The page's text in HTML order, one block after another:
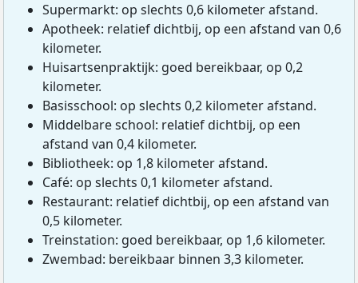
Supermarkt: op slechts 0,6 kilometer afstand.
Apotheek: relatief dichtbij, op een afstand van 0,6
kilometer.
Huisartsenpraktijk: goed bereikbaar, op 0,2
kilometer.
Basisschool: op slechts 0,2 kilometer afstand.
Middelbare school: relatief dichtbij, op een
afstand van 0,4 kilometer.
Bibliotheek: op 1,8 kilometer afstand.
Café: op slechts 0,1 kilometer afstand.
Restaurant: relatief dichtbij, op een afstand van
0,5 kilometer.
Treinstation: goed bereikbaar, op 1,6 kilometer.
Zwembad: bereikbaar binnen 3,3 kilometer.